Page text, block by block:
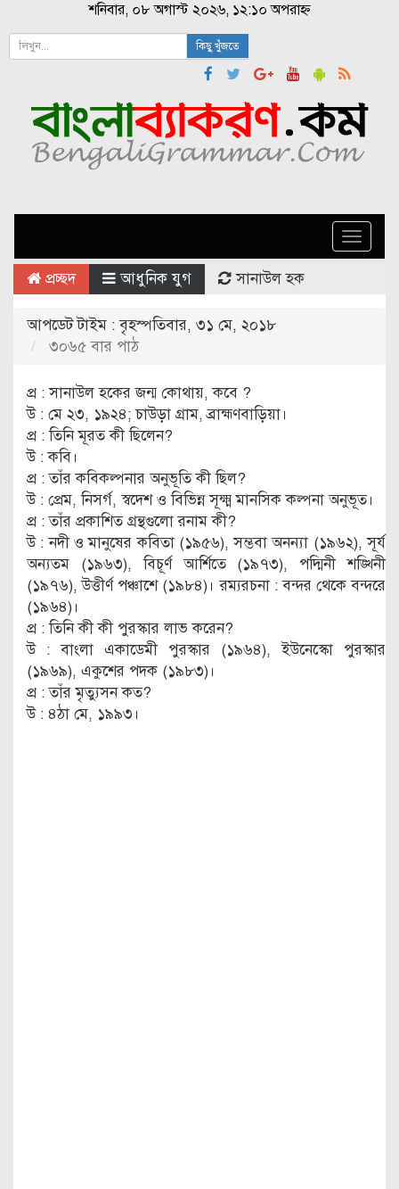
শনিবার, ০৮ অগাস্ট ২০২৬, ১২:১০ অপরাহ্ন
কিছু খুঁজতে
Toggle
প্রচ্ছদ
আধুনিক যুগ সানাউল হক
আপডেট টাইম : বৃহস্পতিবার, ৩১ মে, ২০১৮
৩০৬৫ বার পাঠ
প্র : সানাউল হকের জন্ম কোথায়, কবে ?
উ : মে ২৩, ১৯২৪; চাউড়া গ্রাম, ব্রাহ্মণবাড়িয়া।
প্র : তিনি মূরত কী ছিলেন?
উ : কবি।
প্র : তাঁর কবিকল্পনার অনুভূতি কী ছিল?
উ : প্রেম, নিসর্গ, স্বদেশ ও বিভিন্ন সূক্ষ্ম মানসিক কল্পনা অনুভূত।
প্র : তাঁর প্রকাশিত গ্রন্থগুলো রনাম কী?
উ : নদী ও মানুষের কবিতা (১৯৫৬), সম্ভবা অনন্যা (১৯৬২), সূর্য
অন্যতম (১৯৬৩), বিচূর্ণ আর্শিতে (১৯৭৩), পদ্মিনী শঙ্খিনী
(১৯৭৬), উত্তীর্ণ পঞ্চাশে (১৯৮৪)। রম্যরচনা : বন্দর থেকে বন্দরে
(১৯৬৪)।
প্র : তিনি কী কী পুরস্কার লাভ করেন?
উ : বাংলা একাডেমী পুরস্কার (১৯৬৪), ইউনেস্কো পুরস্কার
(১৯৬৯), একুশের পদক (১৯৮৩)।
প্র : তাঁর মৃত্যুসন কত?
উ : ৪ঠা মে, ১৯৯৩।